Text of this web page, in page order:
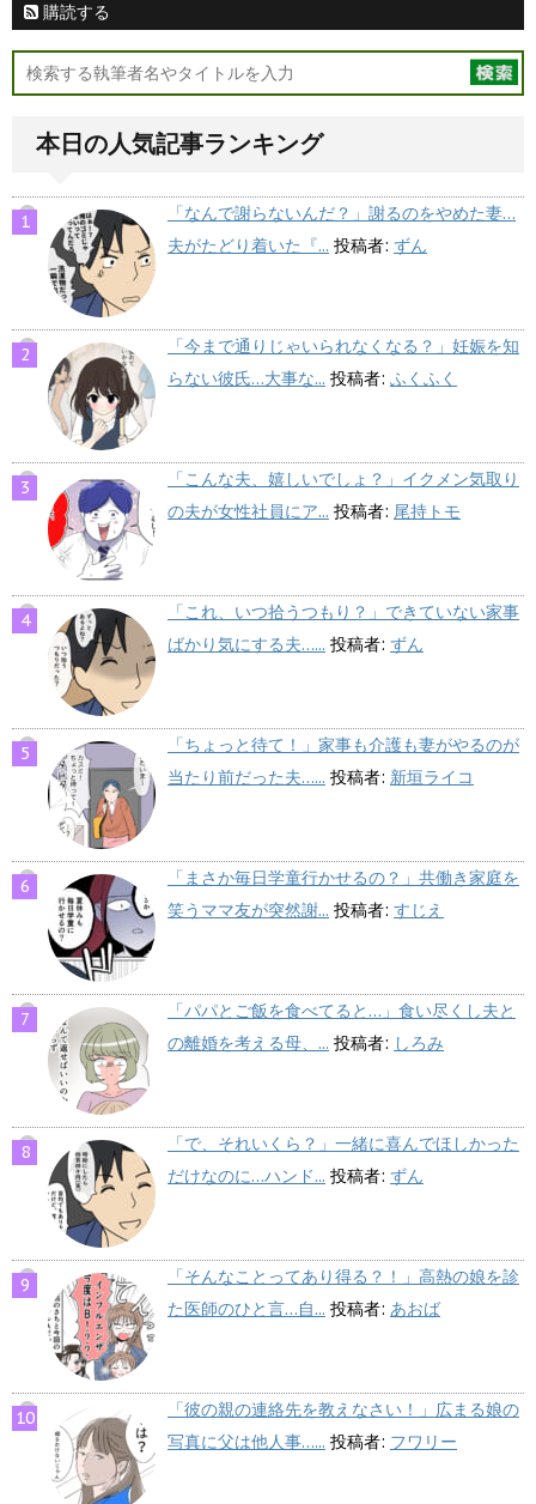
購読する
本日の人気記事ランキング
「なんで謝らないんだ？」謝るのをやめた妻…
夫がたどり着いた『... 投稿者: ずん
「今まで通りじゃいられなくなる？」妊娠を知
らない彼氏…大事な... 投稿者: ふくふく
「こんな夫、嬉しいでしょ？」イクメン気取り
の夫が女性社員にア... 投稿者: 尾持トモ
「これ、いつ拾うつもり？」できていない家事
ばかり気にする夫…... 投稿者: ずん
「ちょっと待て！」家事も介護も妻がやるのが
当たり前だった夫…... 投稿者: 新垣ライコ
「まさか毎日学童行かせるの？」共働き家庭を
笑うママ友が突然謝... 投稿者: すじえ
「パパとご飯を食べてると…」食い尽くし夫と
の離婚を考える母、... 投稿者: しろみ
「で、それいくら？」一緒に喜んでほしかった
だけなのに…ハンド... 投稿者: ずん
「そんなことってあり得る？！」高熱の娘を診
た医師のひと言…自... 投稿者: あおば
「彼の親の連絡先を教えなさい！」広まる娘の
写真に父は他人事…... 投稿者: フワリー